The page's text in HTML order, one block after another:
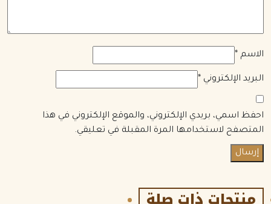
الاسم *
البريد الإلكتروني *
احفظ اسمي، بريدي الإلكتروني، والموقع الإلكتروني في هذا
المتصفح لاستخدامها المرة المقبلة في تعليقي.